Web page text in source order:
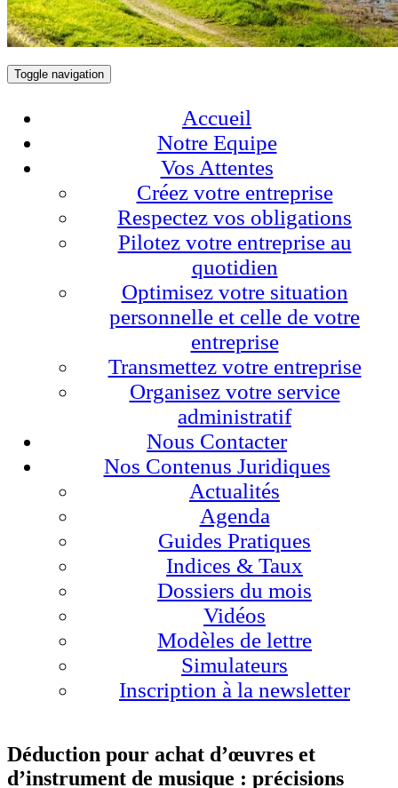
Toggle navigation
Accueil
Notre Equipe
Vos Attentes
Créez votre entreprise
Respectez vos obligations
Pilotez votre entreprise au
quotidien
Optimisez votre situation
personnelle et celle de votre
entreprise
Transmettez votre entreprise
Organisez votre service
administratif
Nous Contacter
Nos Contenus Juridiques
Actualités
Agenda
Guides Pratiques
Indices & Taux
Dossiers du mois
Vidéos
Modèles de lettre
Simulateurs
Inscription à la newsletter
Déduction pour achat d’œuvres et
d’instrument de musique : précisions